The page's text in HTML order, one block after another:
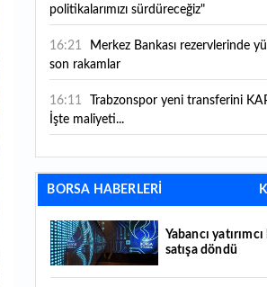
politikalarımızı sürdüreceğiz"
16:21
son rakamlar
16:11
İşte maliyeti...
16:09 TMO 2026-2027 fındık alım fiyatlarını
açıkladı!
geriledi
15:07 Yabancı yatırımcı hissede satışa
BORSA HABERLERİ
Yabancı
satışa döndü